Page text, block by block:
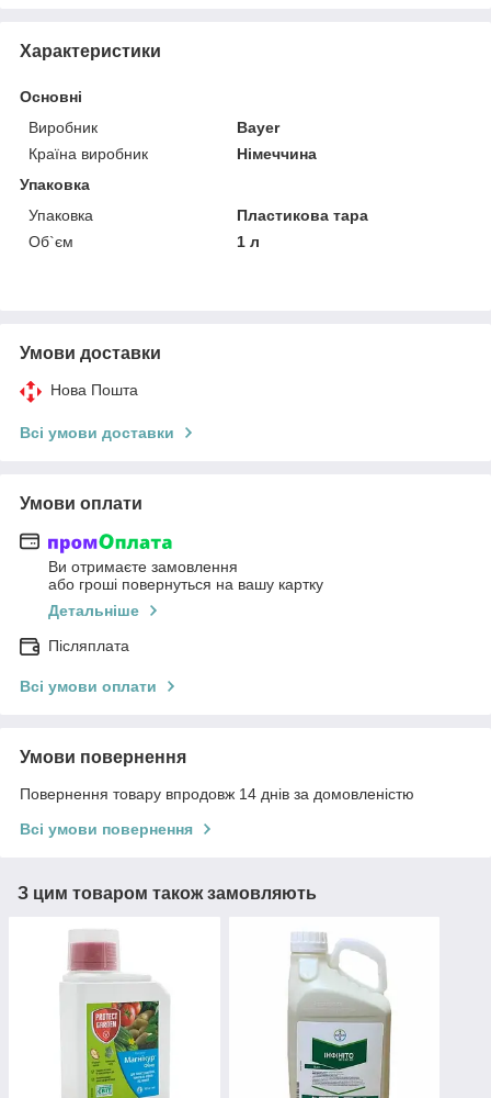
Характеристики
Основні
Виробник
Bayer
Країна виробник
Німеччина
Упаковка
Упаковка
Пластикова тара
Об`єм
1 л
Умови доставки
Нова Пошта
Всі умови доставки
Умови оплати
Ви отримаєте замовлення
або гроші повернуться на вашу картку
Детальніше
Післяплата
Всі умови оплати
Умови повернення
Повернення товару впродовж 14 днів за домовленістю
Всі умови повернення
З цим товаром також замовляють